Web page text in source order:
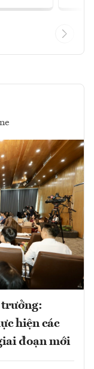
trưởng:
hiện các
đoạn mới